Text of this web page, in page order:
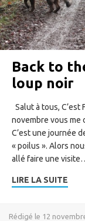
Back to
loup noir
Salut à tous, C’est
novembre vous me
C’est une journée
« poilus ». Alors
allé faire une
LIRE LA SUITE
Rédigé le 12